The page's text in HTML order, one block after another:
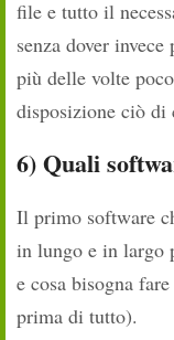
file e tutto il
senza dover
più delle volte
disposizione ciò di
6) Quali
Il primo software
in lungo e in largo
e cosa bisogna
prima di tutto).